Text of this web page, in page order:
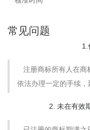
常见问题
1.
注册商标所有人在商
依法办理一定的手续，
2. 未在有效